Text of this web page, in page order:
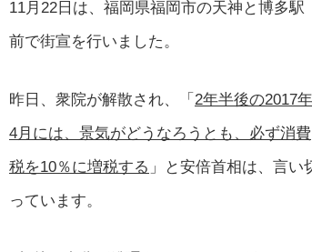
11月22日は、福岡県福岡市の天神と博多駅
前で街宣を行いました。
昨日、衆院が解散され、「 2年半後の2017年
4月には、景気がどうなろうとも、必ず消費
税を10％に増税する 」と安倍首相は、言い
っています。